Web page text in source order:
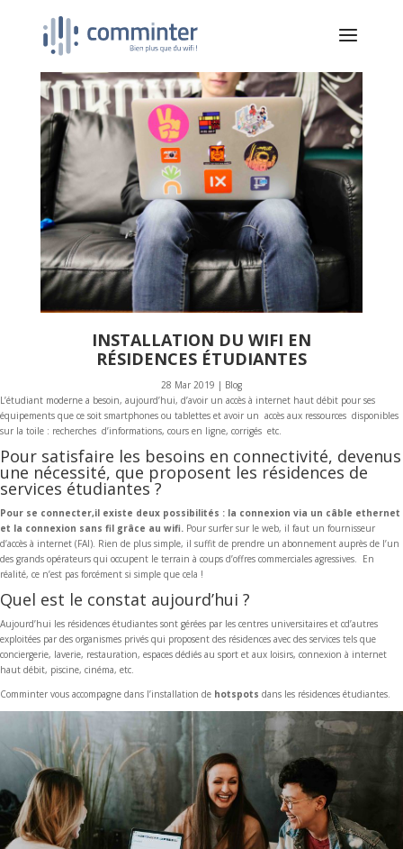
INSTALLATION DU WIFI EN
RÉSIDENCES ÉTUDIANTES
28 Mar 2019 | Blog
L’étudiant moderne a besoin, aujourd’hui, d’avoir un accès à internet haut débit pour ses
équipements que ce soit smartphones ou tablettes et avoir un accès aux ressources disponibles
sur la toile : recherches d’informations, cours en ligne, corrigés etc.
Pour satisfaire les besoins en connectivité, devenus
une nécessité, que proposent les résidences de
services étudiantes ?
Pour se connecter,il existe deux possibilités : la connexion via un câble ethernet
et la connexion sans fil grâce au wifi. Pour surfer sur le web, il faut un fournisseur
d’accès à internet (FAI). Rien de plus simple, il suffit de prendre un abonnement auprès de l’un
des grands opérateurs qui occupent le terrain à coups d’offres commerciales agressives. En
réalité, ce n’est pas forcément si simple que cela !
Quel est le constat aujourd’hui ?
Aujourd’hui les résidences étudiantes sont gérées par les centres universitaires et cd’autres
exploitées par des organismes privés qui proposent des résidences avec des services tels que
conciergerie, laverie, restauration, espaces dédiés au sport et aux loisirs, connexion à internet
haut débit, piscine, cinéma, etc.
Comminter vous accompagne dans l’installation de hotspots dans les résidences étudiantes.